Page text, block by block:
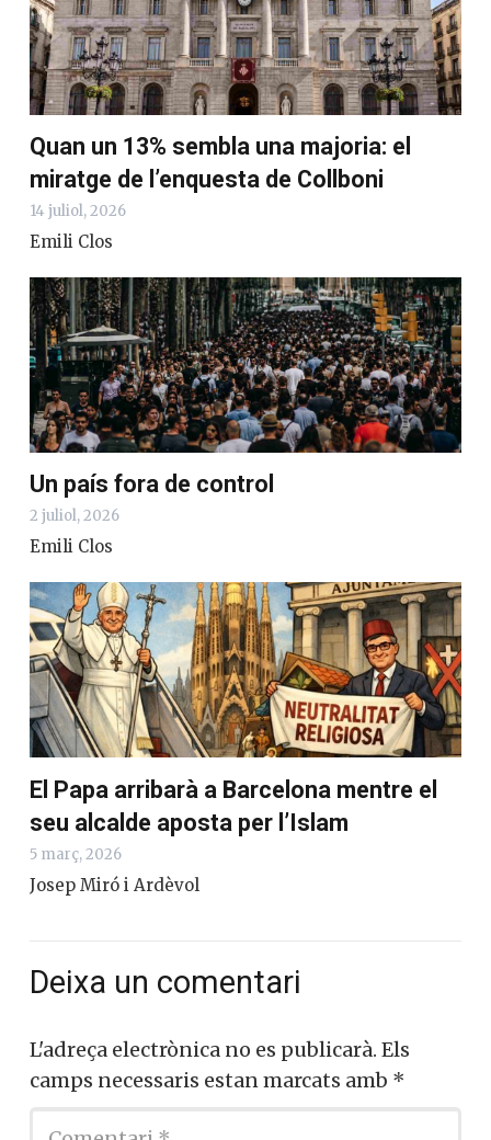
Quan un 13% sembla una majoria: el
miratge de l’enquesta de Collboni
14 juliol, 2026
Emili Clos
Un país fora de control
2 juliol, 2026
Emili Clos
El Papa arribarà a Barcelona mentre el
seu alcalde aposta per l’Islam
5 març, 2026
Josep Miró i Ardèvol
Deixa un comentari
L'adreça electrònica no es publicarà. Els
camps necessaris estan marcats amb *